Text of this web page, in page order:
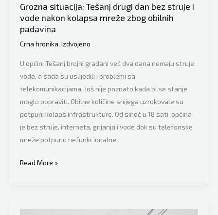
sa
zalihama”
Grozna situacija: Tešanj drugi dan bez struje i
vode nakon kolapsa mreže zbog obilnih
padavina
Crna hronika, Izdvojeno
U općini Tešanj brojni građani već dva dana nemaju struje,
vode, a sada su uslijedili i problemi sa
telekomunikacijama. Još nije poznato kada bi se stanje
moglo popraviti. Obilne količine snijega uzrokovale su
potpuni kolaps infrastrukture. Od sinoć u 18 sati, općina
je bez struje, interneta, grijanja i vode dok su telefonske
mreže potpuno nefunkcionalne.
Grozna
Tešanj
Read More »